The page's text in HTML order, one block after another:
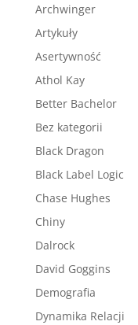
Archwinger
Artykuły
Asertywność
Athol Kay
Better Bachelor
Bez kategorii
Black Dragon
Black Label Logic
Chase Hughes
Chiny
Dalrock
David Goggins
Demografia
Dynamika Relacji